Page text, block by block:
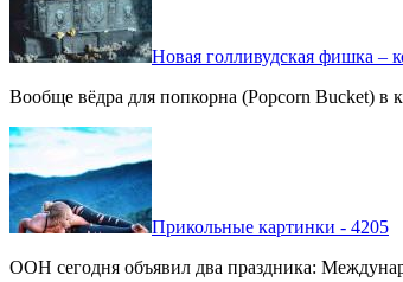
Новая голливудская фишка –
Вообще вёдра для попкорна (Popcorn Bucket) в
Прикольные картинки - 4205
ООН сегодня объявил два праздника: